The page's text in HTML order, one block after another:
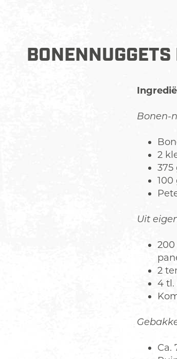
Bonen-
2
Uit
2
4 tl.
Ca.